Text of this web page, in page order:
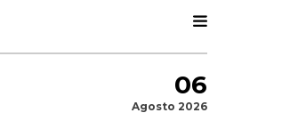
06
Agosto 2026